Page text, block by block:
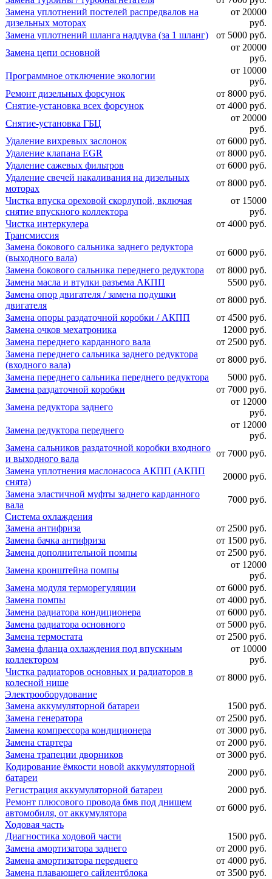
Замена уплотнений постелей распредвалов на
дизельных моторах
от 20000
руб.
Замена уплотнений шланга наддува (за 1 шланг)
от 5000 руб.
Замена цепи основной
от 20000
руб.
Программное отключение экологии
от 10000
руб.
Ремонт дизельных форсунок
от 8000 руб.
Снятие-установка всех форсунок
от 4000 руб.
Снятие-установка ГБЦ
от 20000
руб.
Удаление вихревых заслонок
от 6000 руб.
Удаление клапана EGR
от 8000 руб.
Удаление сажевых фильтров
от 6000 руб.
Удаление свечей накаливания на дизельных
моторах
от 8000 руб.
Чистка впуска ореховой скорлупой, включая
снятие впускного коллектора
от 15000
руб.
Чистка интеркулера
от 4000 руб.
Трансмиссия
Замена бокового сальника заднего редуктора
(выходного вала)
от 6000 руб.
Замена бокового сальника переднего редуктора
от 8000 руб.
Замена масла и втулки разъема АКПП
5500 руб.
Замена опор двигателя / замена подушки
двигателя
от 8000 руб.
Замена опоры раздаточной коробки / АКПП
от 4500 руб.
Замена очков мехатроника
12000 руб.
Замена переднего карданного вала
от 2500 руб.
Замена переднего сальника заднего редуктора
(входного вала)
от 8000 руб.
Замена переднего сальника переднего редуктора
5000 руб.
Замена раздаточной коробки
от 7000 руб.
Замена редуктора заднего
от 12000
руб.
Замена редуктора переднего
от 12000
руб.
Замена сальников раздаточной коробки входного
и выходного вала
от 7000 руб.
Замена уплотнения маслонасоса АКПП (АКПП
снята)
20000 руб.
Замена эластичной муфты заднего карданного
вала
7000 руб.
Система охлаждения
Замена антифриза
от 2500 руб.
Замена бачка антифриза
от 1500 руб.
Замена дополнительной помпы
от 2500 руб.
Замена кронштейна помпы
от 12000
руб.
Замена модуля терморегуляции
от 6000 руб.
Замена помпы
от 4000 руб.
Замена радиатора кондиционера
от 6000 руб.
Замена радиатора основного
от 5000 руб.
Замена термостата
от 2500 руб.
Замена фланца охлаждения под впускным
коллектором
от 10000
руб.
Чистка радиаторов основных и радиаторов в
колесной нише
от 8000 руб.
Электрооборудование
Замена аккумуляторной батареи
1500 руб.
Замена генератора
от 2500 руб.
Замена компрессора кондиционера
от 3000 руб.
Замена стартера
от 2000 руб.
Замена трапеции дворников
от 3000 руб.
Кодирование ёмкости новой аккумуляторной
батареи
2000 руб.
Регистрация аккумуляторной батареи
2000 руб.
Ремонт плюсового провода бмв под днищем
автомобиля, от аккумулятора
от 6000 руб.
Ходовая часть
Диагностика ходовой части
1500 руб.
Замена амортизатора заднего
от 2000 руб.
Замена амортизатора переднего
от 4000 руб.
Замена плавающего сайлентблока
от 3500 руб.